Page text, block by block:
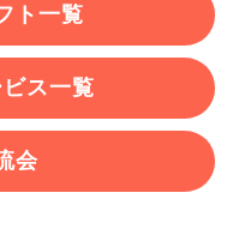
ト一覧
ス一覧
会